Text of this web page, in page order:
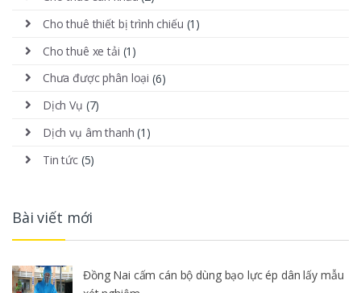
Cho thuê thiết bị trình chiếu (1)
Cho thuê xe tải (1)
Chưa được phân loại (6)
Dịch Vụ (7)
Dịch vụ âm thanh (1)
Tin tức(5)
Bài viết mới
Đồng Nai cấm cán bộ dùng bạo lực ép dân lấy mẫu